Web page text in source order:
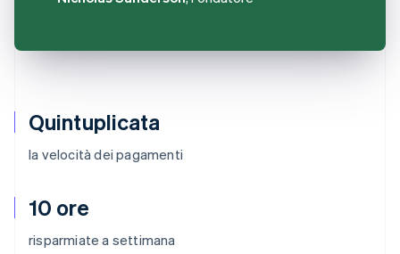
Quintuplicata
la velocità dei pagamenti
10 ore
risparmiate a settimana